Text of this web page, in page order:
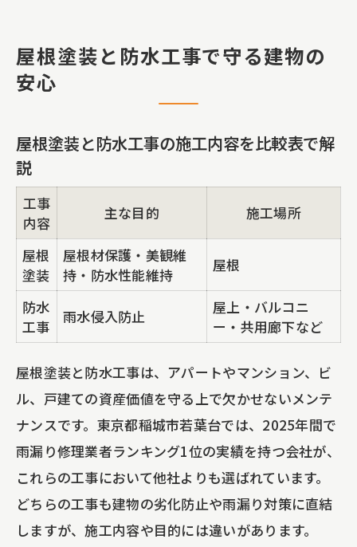
屋根塗装と防水工事で守る建物の
安心
屋根塗装と防水工事の施工内容を比較表で解
説
工事
内容
主な目的 施工場所
屋根
塗装
屋根材保護・美観維
持・防水性能維持
屋根
防水
工事
雨水侵入防止
屋上・バルコニ
ー・共用廊下など
屋根塗装と防水工事は、アパートやマンション、ビ
ル、戸建ての資産価値を守る上で欠かせないメンテ
ナンスです。東京都稲城市若葉台では、2025年間で
雨漏り修理業者ランキング1位の実績を持つ会社が、
これらの工事において他社よりも選ばれています。
どちらの工事も建物の劣化防止や雨漏り対策に直結
しますが、施工内容や目的には違いがあります。